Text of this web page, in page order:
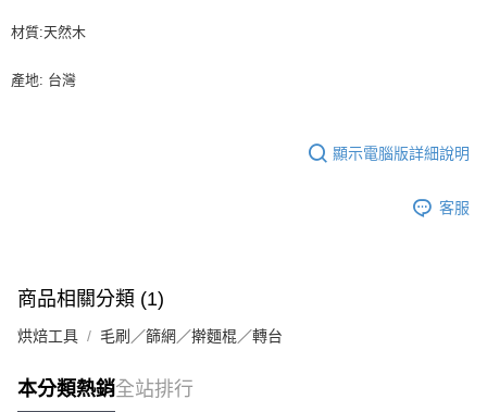
材質:天然木
產地: 台灣
顯示電腦版詳細說明
客服
商品相關分類 (1)
烘焙工具 毛刷／篩網／擀麵棍／轉台
本分類熱銷全站排行